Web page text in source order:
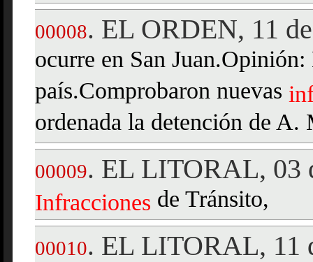
00008. EL ORDEN, 11
ocurre en San
país.Comprobaron nuevas
ordenada la detención de A.
00009. EL LITORAL, 03
Infracciones de Tránsito,
00010. EL LITORAL, 11